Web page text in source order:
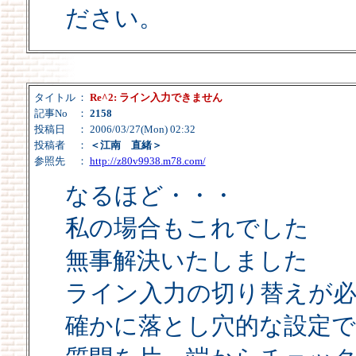
ださい。
タイトル ： Re^2: ライン入力できません
記事No
： 2158
投稿日
： 2006/03/27(Mon) 02:32
投稿者
：
＜江南 直緒＞
参照先
： http://z80v9938.m78.com/
なるほど・・・
私の場合もこれでした
無事解決いたしました
ライン入力の切り替えが
確かに落とし穴的な設定